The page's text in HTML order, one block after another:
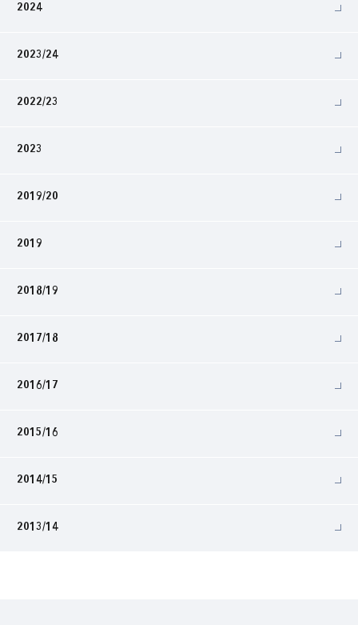
2024
2023/24
2022/23
2023
2019/20
2019
2018/19
2017/18
2016/17
2015/16
2014/15
2013/14